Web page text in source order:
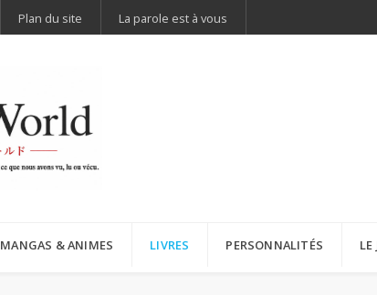
Plan du site La parole est à vous
MANGAS & ANIMES LIVRES PERSONNALITÉS LE